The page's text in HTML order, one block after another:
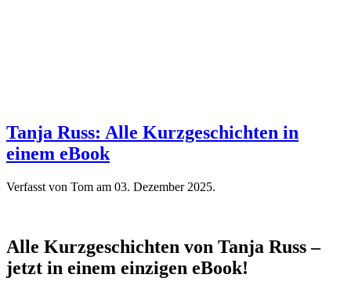
Tanja Russ: Alle Kurzgeschichten in
einem eBook
Verfasst von Tom am 03. Dezember 2025.
Alle Kurzgeschichten von Tanja Russ –
jetzt in einem einzigen eBook!